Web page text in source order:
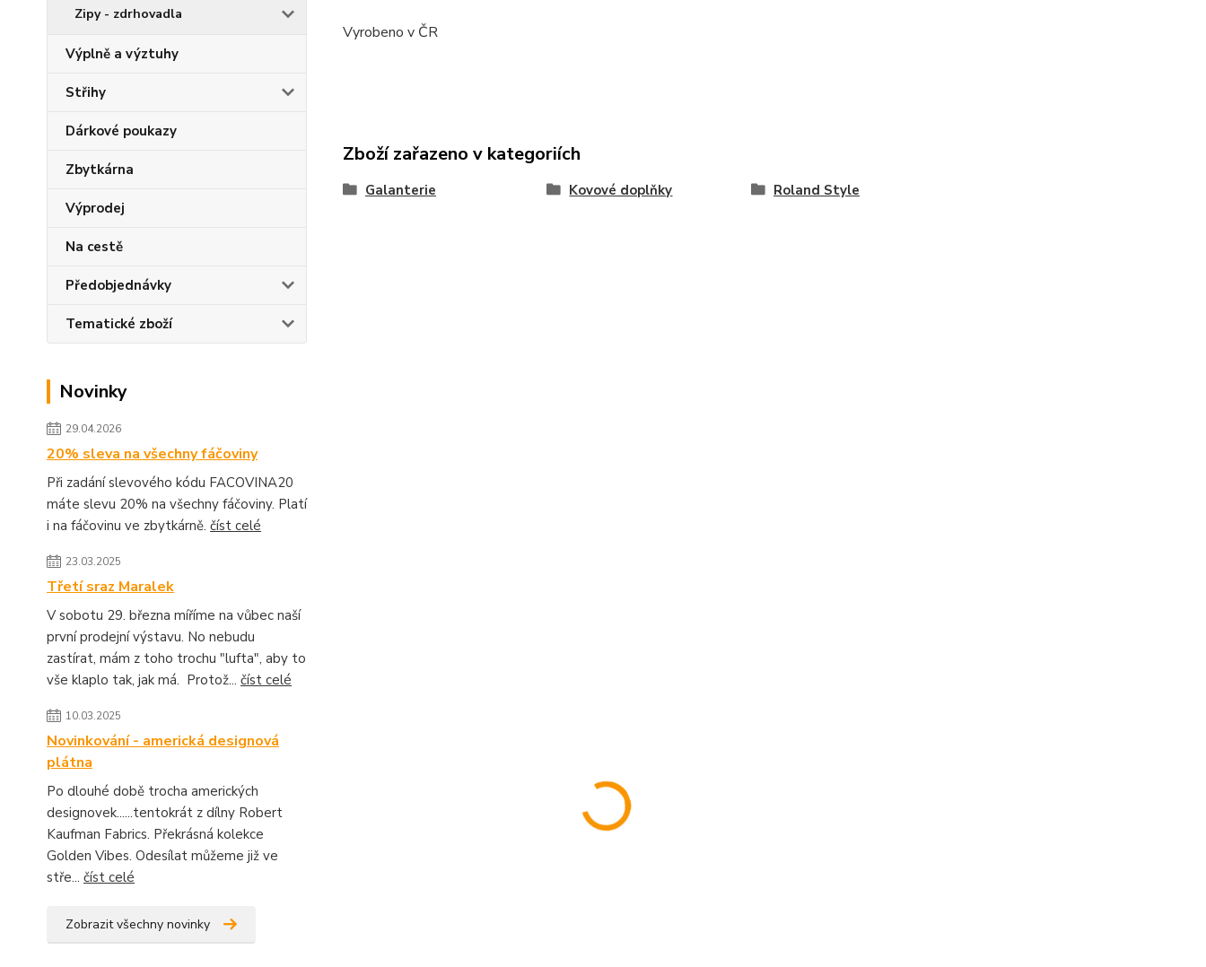
Zipy - zdrhovadla
Výplně a výztuhy
Střihy
Dárkové poukazy
Zbytkárna
Výprodej
Na cestě
Předobjednávky
Tematické zboží
Novinky
29.04.2026
20% sleva na všechny fáčoviny
Při zadání slevového kódu FACOVINA20
máte slevu 20% na všechny fáčoviny. Platí
i na fáčovinu ve zbytkárně. číst celé
23.03.2025
Třetí sraz Maralek
V sobotu 29. března míříme na vůbec naší
první prodejní výstavu. No nebudu
zastírat, mám z toho trochu "lufta", aby to
vše klaplo tak, jak má. Protož... číst celé
10.03.2025
Novinkování - americká designová
plátna
Po dlouhé době trocha amerických
designovek......tentokrát z dílny Robert
Kaufman Fabrics. Překrásná kolekce
Golden Vibes. Odesílat můžeme již ve
stře... číst celé
Zobrazit všechny novinky
Vyrobeno v ČR
Zboží zařazeno v kategoriích
Galanterie Kovové doplňky Roland Style